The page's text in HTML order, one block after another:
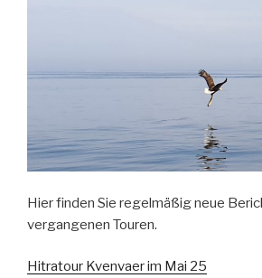
Hier finden Sie regelmäßig neue
vergangenen Touren.
Hitratour Kvenvaer im Mai 25